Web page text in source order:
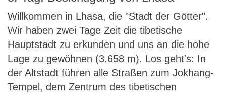
Willkommen in Lhasa, die "Stadt der Götter".
Wir haben zwei Tage Zeit die tibetische
Hauptstadt zu erkunden und uns an die hohe
Lage zu gewöhnen (3.658 m). Los geht's: In
der Altstadt führen alle Straßen zum Jokhang-
Tempel, dem Zentrum des tibetischen